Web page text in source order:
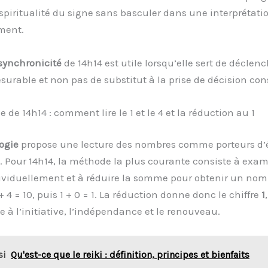
du signe sans basculer dans une
de 14h14 est utile lorsqu’elle sert de
et non pas de substitut à la prise de décision
de 14h14 : comment lire le 1 et le 4 et la réduction au 1
propose une lecture des nombres comme porteurs
Pour 14h14, la méthode la plus courante consiste à
et à réduire la somme pour obtenir un
4 = 10, puis 1 + 0 = 1. La réduction donne donc le chiffre 1
à l’initiative, l’indépendance et le renouveau.
Qu'est-ce que le reiki : définition, principes et bienfaits